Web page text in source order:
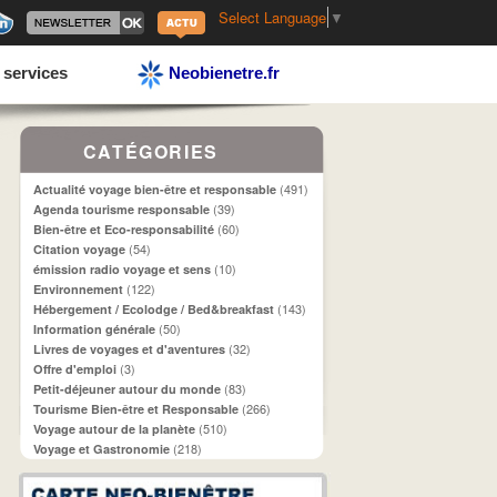
Select Language ▼
services Neobienetre.fr
CATÉGORIES
Actualité voyage bien-être et responsable(491)
Agenda tourisme responsable(39)
Bien-être et Eco-responsabilité(60)
Citation voyage(54)
émission radio voyage et sens(10)
Environnement(122)
Hébergement / Ecolodge / Bed&breakfast(143)
Information générale(50)
Livres de voyages et d'aventures(32)
Offre d'emploi(3)
Petit-déjeuner autour du monde(83)
Tourisme Bien-être et Responsable(266)
Voyage autour de la planète(510)
Voyage et Gastronomie(218)